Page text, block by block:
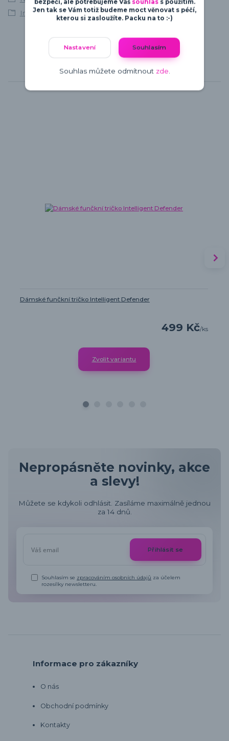
Intelligent Defender
Dámské funčkní tričko Intelligent Defender
499 Kč/ks
Zvolit variantu
Nepropásněte novinky, akce
a slevy!
Můžete se kdykoli odhlásit. Zasíláme maximálně jednou
za 14 dnů.
Přihlásit se
Souhlasím se zpracováním osobních údajů za účelem
rozesílky newsletteru.
Informace pro zákazníky
O nás
Obchodní podmínky
Kontakty
bezpečí, ale potřebujeme Váš souhlass použitím.
Jen tak se Vám totiž budeme moct věnovat s péčí,
kterou si zasloužíte. Packu na to :-)
Nastavení Souhlasím
Souhlas můžete odmítnout zde.